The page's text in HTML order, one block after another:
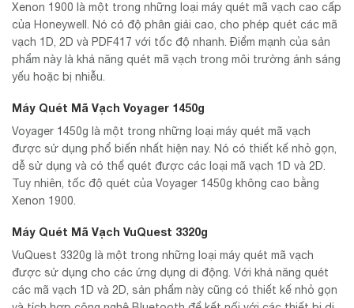
Xenon 1900 là một trong những loại máy quét mã vạch cao cấp
của Honeywell. Nó có độ phân giải cao, cho phép quét các mã
vạch 1D, 2D và PDF417 với tốc độ nhanh. Điểm mạnh của sản
phẩm này là khả năng quét mã vạch trong môi trường ánh sáng
yếu hoặc bị nhiễu.
Máy Quét Mã Vạch Voyager 1450g
Voyager 1450g là một trong những loại máy quét mã vạch
được sử dụng phổ biến nhất hiện nay. Nó có thiết kế nhỏ gọn,
dễ sử dụng và có thể quét được các loại mã vạch 1D và 2D.
Tuy nhiên, tốc độ quét của Voyager 1450g không cao bằng
Xenon 1900.
Máy Quét Mã Vạch VuQuest 3320g
VuQuest 3320g là một trong những loại máy quét mã vạch
được sử dụng cho các ứng dụng di động. Với khả năng quét
các mã vạch 1D và 2D, sản phẩm này cũng có thiết kế nhỏ gọn